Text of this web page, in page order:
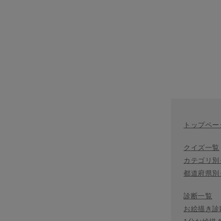
トップペー
クイズ一覧
カテゴリ
都道府県
診断一覧
お絵描き